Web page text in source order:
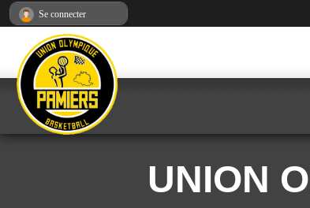
UNION
Se connecter
Panneau de gestion des cookies